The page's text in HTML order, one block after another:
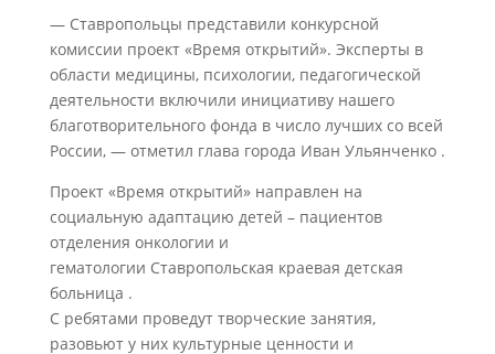
— Ставропольцы представили конкурсной
комиссии проект «Время открытий». Эксперты в
области медицины, психологии, педагогической
деятельности включили инициативу нашего
благотворительного фонда в число лучших со всей
России, — отметил глава города Иван Ульянченко .
Проект «Время открытий» направлен на
социальную адаптацию детей – пациентов
отделения онкологии и
гематологии Ставропольская краевая детская
больница .
С ребятами проведут творческие занятия,
разовьют у них культурные ценности и